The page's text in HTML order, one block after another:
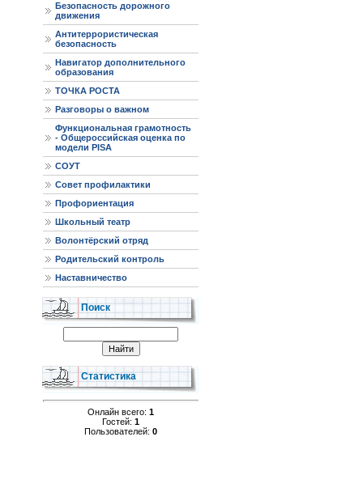
Безопасность дорожного
движения
Антитеррористическая
безопасность
Навигатор дополнительного
образования
ТОЧКА РОСТА
Разговоры о важном
Функциональная грамотность
- Общероссийская оценка по
модели PISA
СОУТ
Совет профилактики
Профориентация
Школьный театр
Волонтёрский отряд
Родительский контроль
Наставничество
Поиск
Статистика
Онлайн всего: 1
Гостей: 1
Пользователей: 0